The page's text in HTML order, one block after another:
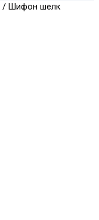
/ Шифон шелк